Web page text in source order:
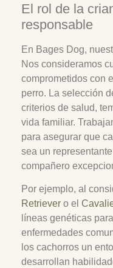
El rol de la
responsable
En Bages Dog,
Nos consideramos
comprometidos con
perro. La selección
criterios de salud,
vida familiar.
para asegurar que
sea un
compañero
Por ejemplo, al
Retriever o el
líneas genéticas
enfermedades
los cachorros un
desarrollan